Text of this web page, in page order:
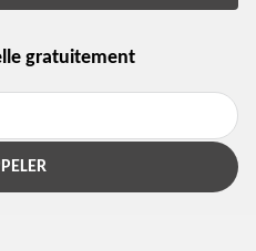
gratuitement